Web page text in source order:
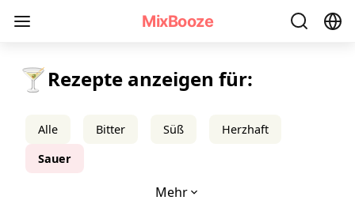
MixBooze
🍸Rezepte anzeigen für:
Alle Bitter Süß
Herzhaft
Sauer
Mehr